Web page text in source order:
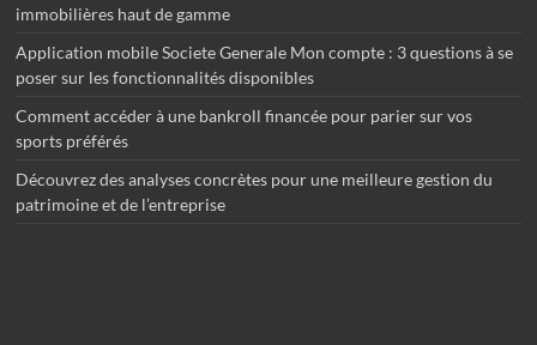
immobilières haut de gamme
Application mobile Societe Generale Mon compte : 3 questions à se
poser sur les fonctionnalités disponibles
Comment accéder à une bankroll financée pour parier sur vos
sports préférés
Découvrez des analyses concrètes pour une meilleure gestion du
patrimoine et de l’entreprise